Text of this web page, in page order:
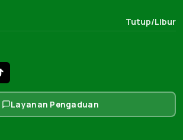
Tutup/Libur
Layanan Pengaduan